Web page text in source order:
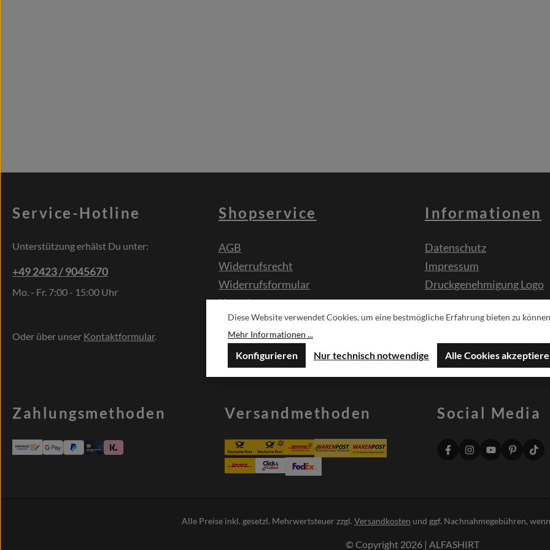
Service-Hotline
Unterstützung erhälst Du unter:
+49 2423 / 9045670
Mo. - Fr. 7:00 - 15:00 Uhr
Oder über unser Kontaktformular.
Shopservice
AGB
Widerrufsrecht
Widerrufsformular
Kontakt
Sonderwünsche
Informationen
Datenschutz
Impressum
Druckgenehmigung Logo
Zahlungsmethoden Versandmethoden Social Media
Alle Preise inkl. gesetzl. Mehrwertsteuer zzgl. Versandkosten und ggf. Nachnahmegebühren,
© Copyright 2026 | ALFASHIRT
Diese Website verwendet Cookies, um eine bestmögliche Erfahrung bieten zu
Mehr Informationen ...
Nur technisch notwendige
Konfigurieren Alle Cookies